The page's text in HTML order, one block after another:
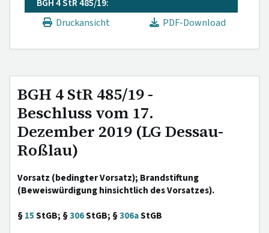
BGH 4 StR 485/19:
Druckansicht
PDF-Download
BGH 4 StR 485/19 -
Beschluss vom 17.
Dezember 2019 (LG Dessau-
Roßlau)
Vorsatz (bedingter Vorsatz); Brandstiftung
(Beweiswürdigung hinsichtlich des Vorsatzes).
§15StGB; §306StGB; §306aStGB